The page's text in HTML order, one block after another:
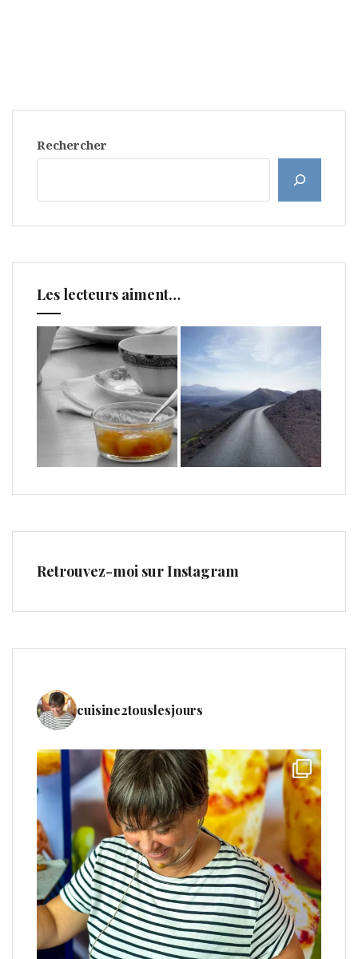
Rechercher
Les lecteurs aiment…
Retrouvez-moi sur Instagram
cuisine2touslesjours